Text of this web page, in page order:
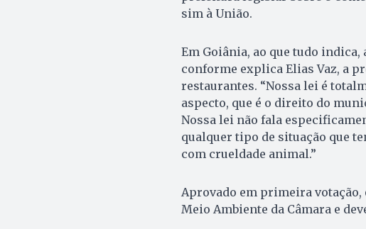
sim à União.
Em Goiânia, ao que tudo
conforme explica Elias Vaz, a
restaurantes. “Nossa lei é
aspecto, que é o direito do
Nossa lei não fala
qualquer tipo de situação que
com crueldade animal.”
Aprovado em primeira
Meio Ambiente da Câmara e